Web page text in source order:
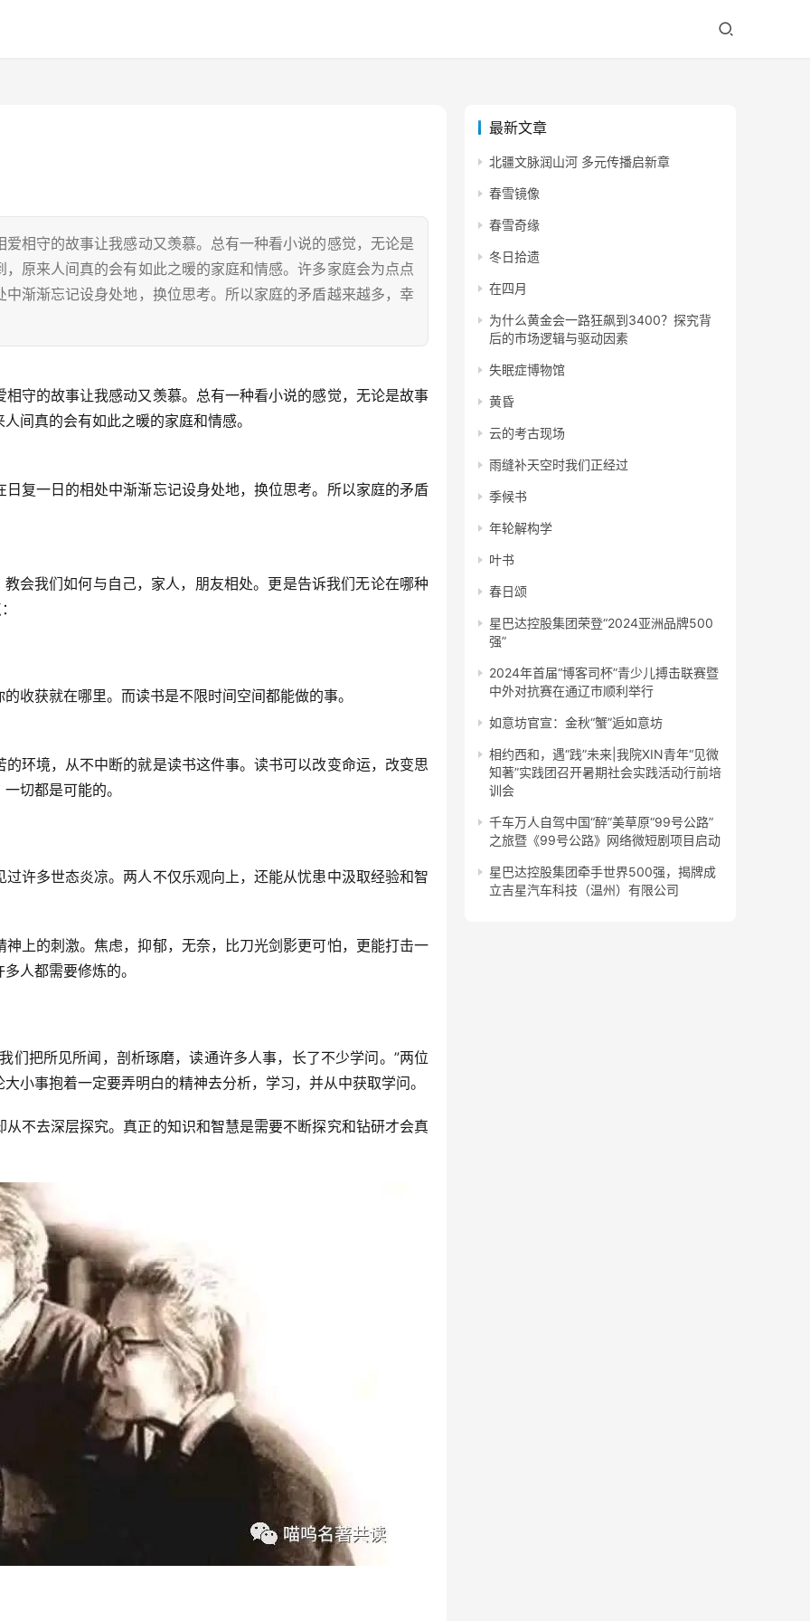
相守的故事让我感动又羡慕。总有一种看小说的感觉，无论是
原来人间真的会有如此之暖的家庭和情感。许多家庭会为点点
渐渐忘记设身处地，换位思考。所以家庭的矛盾越来越多，幸
守的故事让我感动又羡慕。总有一种看小说的感觉，无论是故事
间真的会有如此之暖的家庭和情感。
复一日的相处中渐渐忘记设身处地，换位思考。所以家庭的矛盾
会我们如何与自己，家人，朋友相处。更是告诉我们无论在哪种
收获就在哪里。而读书是不限时间空间都能做的事。
环境，从不中断的就是读书这件事。读书可以改变命运，改变思
切都是可能的。
许多世态炎凉。两人不仅乐观向上，还能从忧患中汲取经验和智
上的刺激。焦虑，抑郁，无奈，比刀光剑影更可怕，更能打击一
人都需要修炼的。
们把所见所闻，剖析琢磨，读通许多人事，长了不少学问。”两位
小事抱着一定要弄明白的精神去分析，学习，并从中获取学问。
不去深层探究。真正的知识和智慧是需要不断探究和钻研才会真
最新文章
北疆文脉润山河 多元传播启新章
春雪镜像
春雪奇缘
冬日拾遗
在四月
为什么黄金会一路狂飙到3400？探究背
后的市场逻辑与驱动因素
失眠症博物馆
黄昏
云的考古现场
雨缝补天空时我们正经过
季候书
年轮解构学
叶书
春日颂
星巴达控股集团荣登“2024亚洲品牌500
强”
2024年首届“博客司杯”青少儿搏击联赛暨
中外对抗赛在通辽市顺利举行
如意坊官宣：金秋“蟹”逅如意坊
相约西和，遇“践”未来|我院XIN青年“见微
知著”实践团召开暑期社会实践活动行前培
训会
千车万人自驾中国“醉”美草原“99号公路”
之旅暨《99号公路》网络微短剧项目启动
星巴达控股集团牵手世界500强，揭牌成
立吉星汽车科技（温州）有限公司